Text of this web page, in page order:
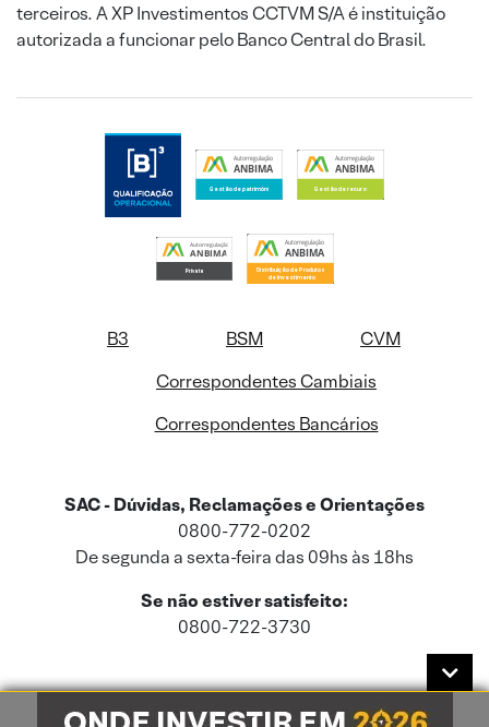
terceiros. A XP Investimentos CCTVM S/A é instituição
autorizada a funcionar pelo Banco Central do Brasil.
B3 BSM
CVM
Correspondentes Cambiais
Correspondentes Bancários
SAC - Dúvidas, Reclamações e Orientações
0800-772-0202
De segunda a sexta-feira das 09hs às 18hs
Se não estiver satisfeito:
0800-722-3730
Este site usa cookies e dados pessoais de acordo com a nossaPolítica de